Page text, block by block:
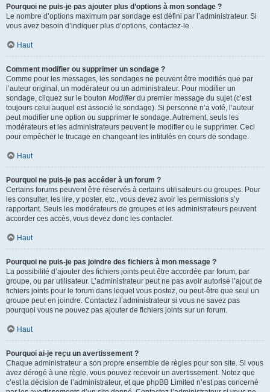
Pourquoi ne puis-je pas ajouter plus d’options à mon sondage ?
Le nombre d’options maximum par sondage est défini par l’administrateur. Si
vous avez besoin d’indiquer plus d’options, contactez-le.
Haut
Comment modifier ou supprimer un sondage ?
Comme pour les messages, les sondages ne peuvent être modifiés que par
l’auteur original, un modérateur ou un administrateur. Pour modifier un
sondage, cliquez sur le bouton Modifierdu premier message du sujet (c’est
toujours celui auquel est associé le sondage). Si personne n’a voté, l’auteur
peut modifier une option ou supprimer le sondage. Autrement, seuls les
modérateurs et les administrateurs peuvent le modifier ou le supprimer. Ceci
pour empêcher le trucage en changeant les intitulés en cours de sondage.
Haut
Pourquoi ne puis-je pas accéder à un forum ?
Certains forums peuvent être réservés à certains utilisateurs ou groupes. Pour
les consulter, les lire, y poster, etc., vous devez avoir les permissions s’y
rapportant. Seuls les modérateurs de groupes et les administrateurs peuvent
accorder ces accès, vous devez donc les contacter.
Haut
Pourquoi ne puis-je pas joindre des fichiers à mon message ?
La possibilité d’ajouter des fichiers joints peut être accordée par forum, par
groupe, ou par utilisateur. L’administrateur peut ne pas avoir autorisé l’ajout de
fichiers joints pour le forum dans lequel vous postez, ou peut-être que seul un
groupe peut en joindre. Contactez l’administrateur si vous ne savez pas
pourquoi vous ne pouvez pas ajouter de fichiers joints sur un forum.
Haut
Pourquoi ai-je reçu un avertissement ?
Chaque administrateur a son propre ensemble de règles pour son site. Si vous
avez dérogé à une règle, vous pouvez recevoir un avertissement. Notez que
c’est la décision de l’administrateur, et que phpBB Limited n’est pas concerné